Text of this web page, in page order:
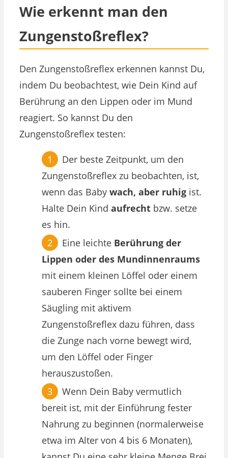
Wie erkennt man den
Zungenstoßreflex?
Den Zungenstoßreflex erkennen kannst Du,
indem Du beobachtest, wie Dein Kind auf
Berührung an den Lippen oder im Mund
reagiert. So kannst Du den
Zungenstoßreflex testen:
Der beste Zeitpunkt, um den
Zungenstoßreflex zu beobachten, ist,
wenn das Baby wach, aber ruhig ist.
Halte Dein Kind aufrecht bzw. setze
es hin.
Eine leichte Berührung der
Lippen oder des Mundinnenraums
mit einem kleinen Löffel oder einem
sauberen Finger sollte bei einem
Säugling mit aktivem
Zungenstoßreflex dazu führen, dass
die Zunge nach vorne bewegt wird,
um den Löffel oder Finger
herauszustoßen.
Wenn Dein Baby vermutlich
bereit ist, mit der Einführung fester
Nahrung zu beginnen (normalerweise
etwa im Alter von 4 bis 6 Monaten),